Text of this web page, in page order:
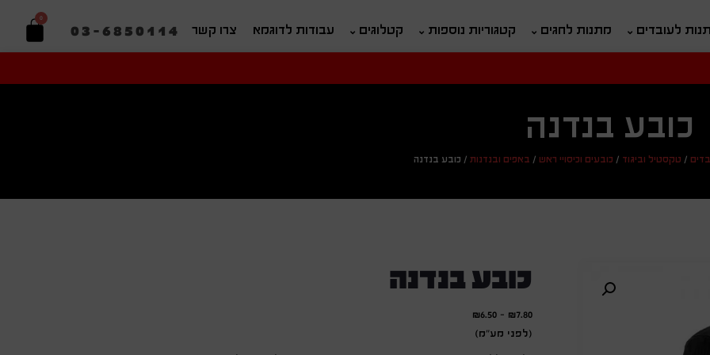
לעובדים מתנות לחגים קטגוריות נוספות קטלוגים עבודות לדוגמא צרו קשר 03-6850114
0
כובע בנדנה
/ טקסטיל וביגוד / כובעים וכיסויי ראש / באפים ובנדנות / כובע בנדנה
כובע בנדנה
₪7.80
-
₪6.50
(לפני מע"מ)